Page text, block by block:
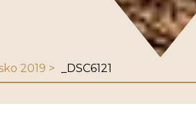
2019 _DSC6121